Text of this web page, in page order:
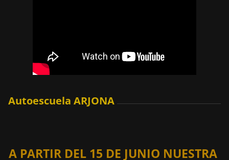
Autoescuela ARJONA
A PARTIR DEL 15 DE JUNIO NUESTRA